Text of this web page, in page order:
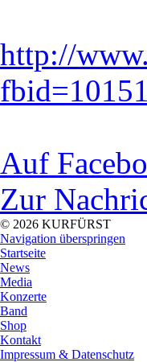
http://
Auf
Zur
© 2026 KURFÜRST
Navigation überspringen
Startseite
News
Media
Konzerte
Band
Shop
Kontakt
Impressum & Datenschutz